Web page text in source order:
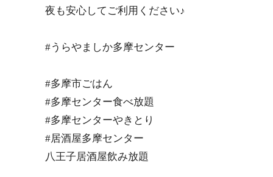
夜も安心してご利用ください♪
#うらやましか多摩センター
#多摩市ごはん
#多摩センター食べ放題
#多摩センターやきとり
#居酒屋多摩センター
八王子居酒屋飲み放題